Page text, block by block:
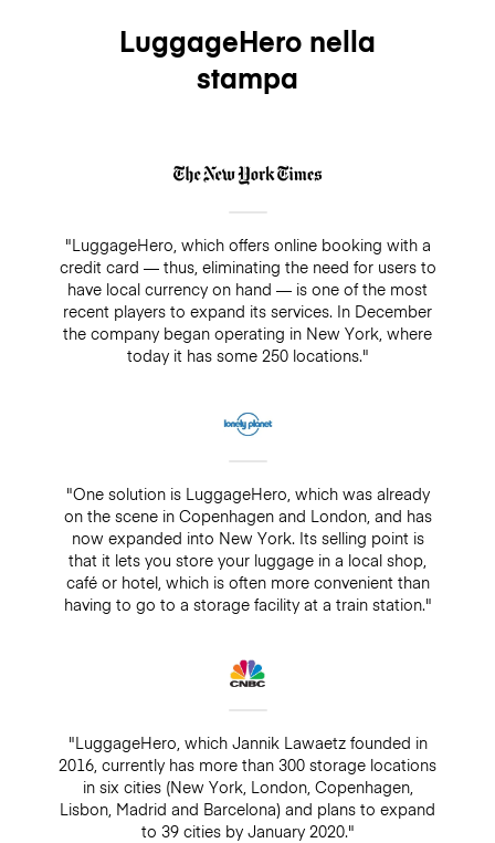
LuggageHero nella
stampa
"LuggageHero, which offers online booking with a
credit card — thus, eliminating the need for users to
have local currency on hand — is one of the most
recent players to expand its services. In December
the company began operating in New York, where
today it has some 250 locations."
"One solution is LuggageHero, which was already
on the scene in Copenhagen and London, and has
now expanded into New York. Its selling point is
that it lets you store your luggage in a local shop,
café or hotel, which is often more convenient than
having to go to a storage facility at a train station."
"LuggageHero, which Jannik Lawaetz founded in
2016, currently has more than 300 storage locations
in six cities (New York, London, Copenhagen,
Lisbon, Madrid and Barcelona) and plans to expand
to 39 cities by January 2020."